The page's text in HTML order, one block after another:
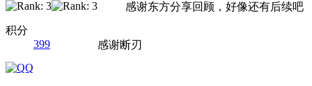
积分
399
感谢东方分享回顾，好像还有后续吧
感谢断刃